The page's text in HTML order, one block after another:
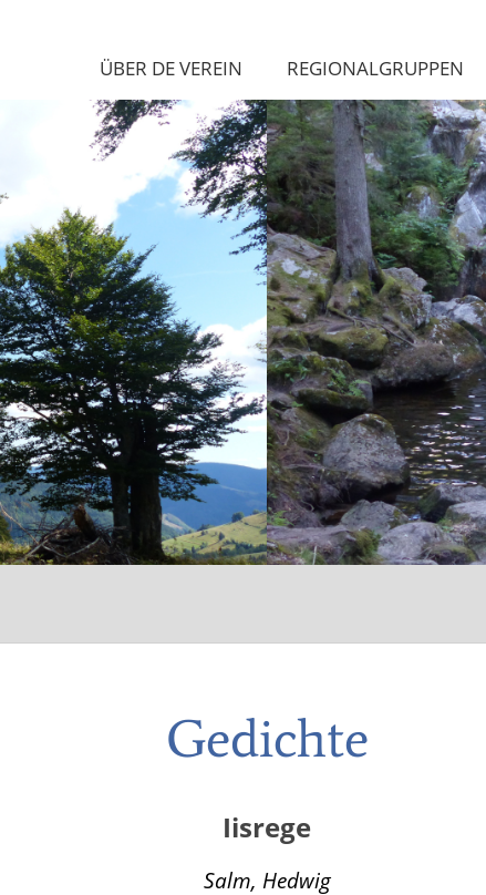
ÜBER DE VEREIN REGIONALGRUPPEN
Gedichte
Iisrege
Salm, Hedwig